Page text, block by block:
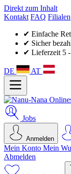
Direkt zum Inhalt
Kontakt FAQ Filialen
✔ Einfache
✔ Sicher
✔ Lieferzeit 5
DE AT
Jobs
Anmelden
Mein Konto Mein
Abmelden